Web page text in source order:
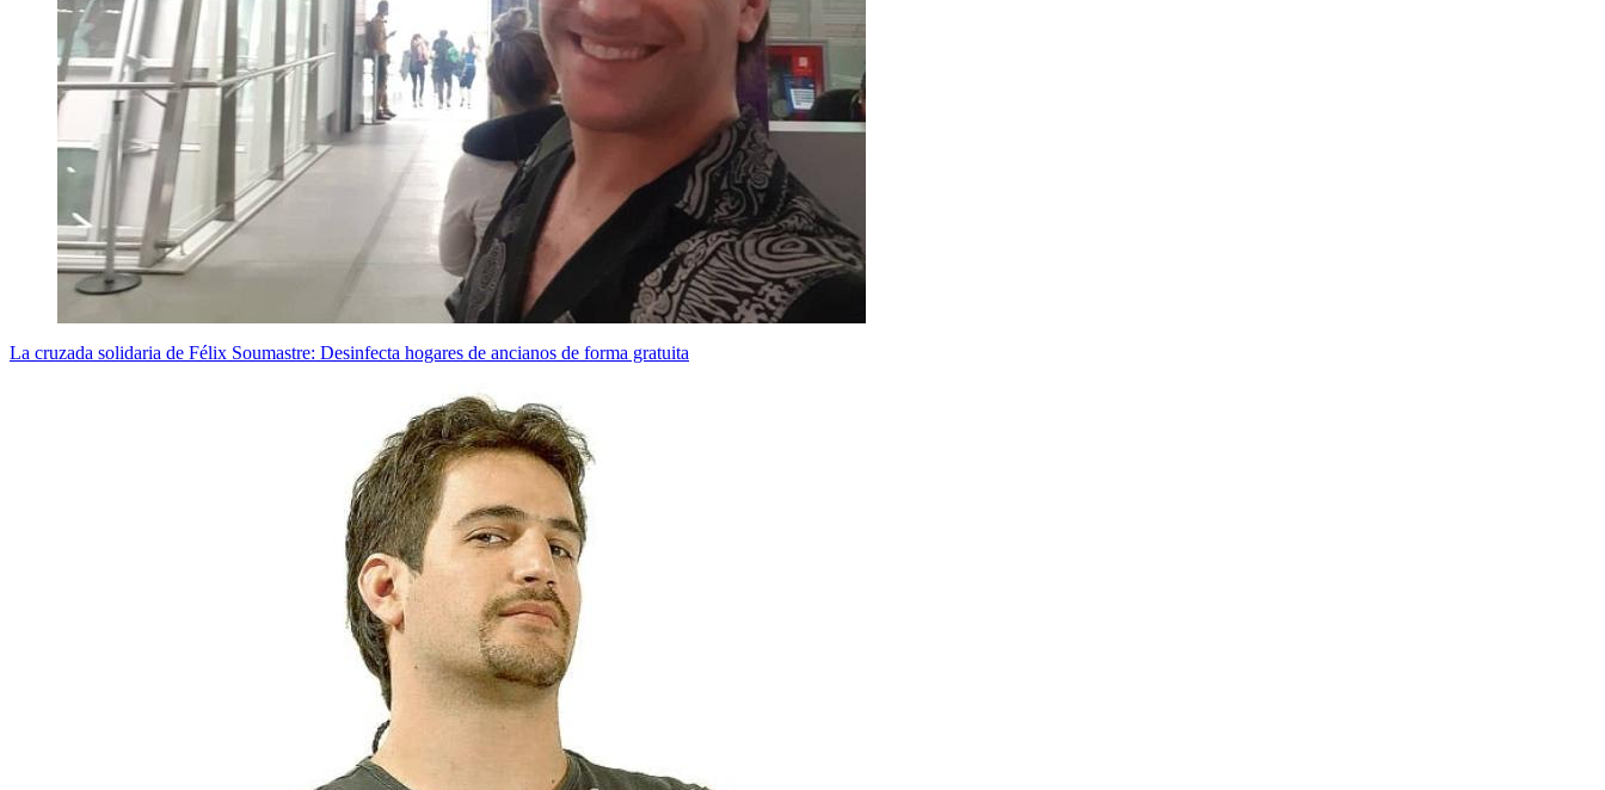
La cruzada solidaria de Félix Soumastre: Desinfecta hogares de ancianos de forma gratuita